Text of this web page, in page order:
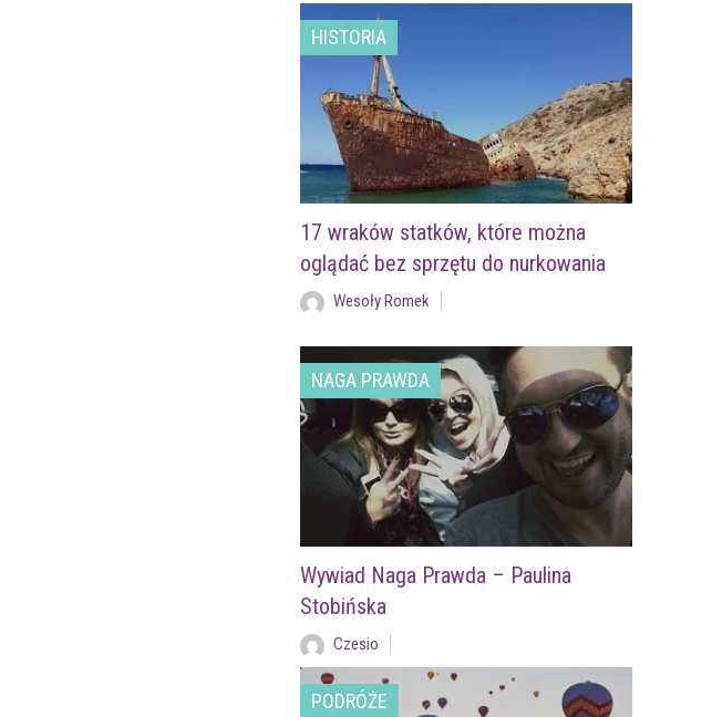
HISTORIA
17 wraków statków, które można
oglądać bez sprzętu do nurkowania
Wesoły Romek
NAGA PRAWDA
Wywiad Naga Prawda – Paulina
Stobińska
Czesio
PODRÓŻE